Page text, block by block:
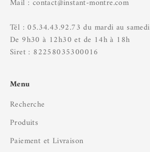
Mail : contact@instant-montre.com
Tél : 05.34.43.92.73 du mardi au samedi
De 9h30 à 12h30 et de 14h à 18h
Siret : 82258035300016
Menu
Recherche
Produits
Paiement et Livraison